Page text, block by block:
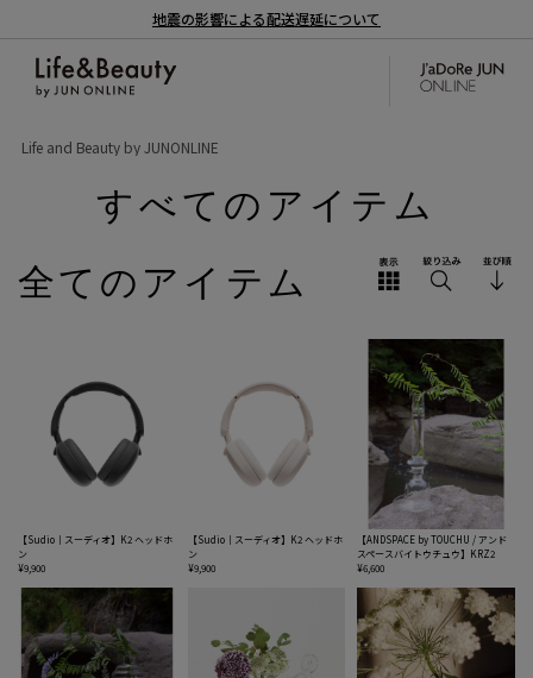
地震の影響による配送遅延について
Life and Beauty by JUNONLINE
すべてのアイテム
全てのアイテム
【Sudio｜スーディオ】K2 ヘッドホ
ン
¥9,900
【Sudio｜スーディオ】K2 ヘッドホ
ン
¥9,900
【ANDSPACE by TOUCHU / アンド
スペースバイトウチュウ】KRZ2
¥6,600